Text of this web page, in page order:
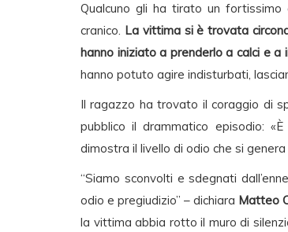
Qualcuno gli ha tirato un
cranico. La vittima si è trovata
hanno iniziato a prenderlo a calci e
hanno potuto agire indisturbati,
Il ragazzo ha trovato il coraggio di
pubblico il drammatico episodio:
dimostra il livello di odio che si
“Siamo sconvolti e sdegnati
odio e pregiudizio” – dichiara Matteo
la vittima abbia rotto il muro di